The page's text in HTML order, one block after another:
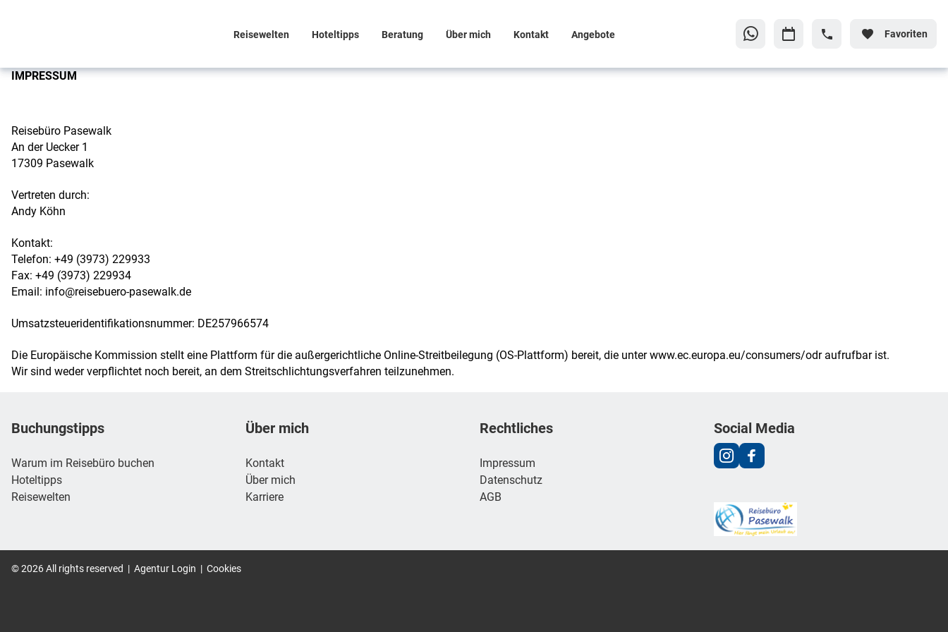
Reisewelten Hoteltipps Beratung Über mich Kontakt Angebote Favoriten
IMPRESSUM
Reisebüro Pasewalk
An der Uecker 1
17309 Pasewalk
Vertreten durch:
Andy Köhn
Kontakt:
Telefon: +49 (3973) 229933
Fax: +49 (3973) 229934
Email: info@reisebuero-pasewalk.de
Umsatzsteueridentifikationsnummer: DE257966574
Die Europäische Kommission stellt eine Plattform für die außergerichtliche Online-Streitbeilegung (OS-Plattform) bereit, die unterwww.ec.europa.eu/consumers/odraufrufbar ist.
Wir sind weder verpflichtet noch bereit, an dem Streitschlichtungsverfahren teilzunehmen.
Footer navigation
Buchungstipps
Warum im Reisebüro buchen
Hoteltipps
Reisewelten
Über mich
Kontakt
Über mich
Karriere
Rechtliches
Impressum
Datenschutz
AGB
Social Media
©2026All rights reserved | Agentur Login | Cookies